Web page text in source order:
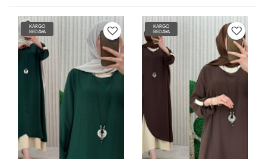
KARGO
BEDAVA
KARGO
BEDAVA